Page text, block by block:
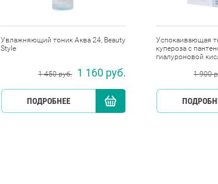
КУПИТЬ
Увлажняющий тоник Аква 24, Beauty
Style
1 450 руб. 1 160 руб.
ПОДРОБНЕЕ КУПИТЬ
Успокаивающая
купероза с
гиалуроновой
1 900